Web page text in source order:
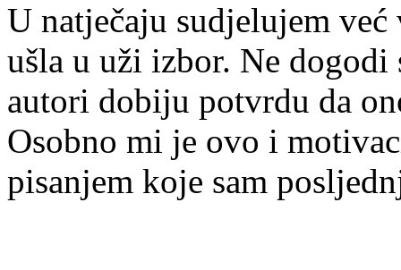
U natječaju sudjelujem
ušla u uži izbor. Ne
autori dobiju potvrdu da
Osobno mi je ovo i
pisanjem koje sam